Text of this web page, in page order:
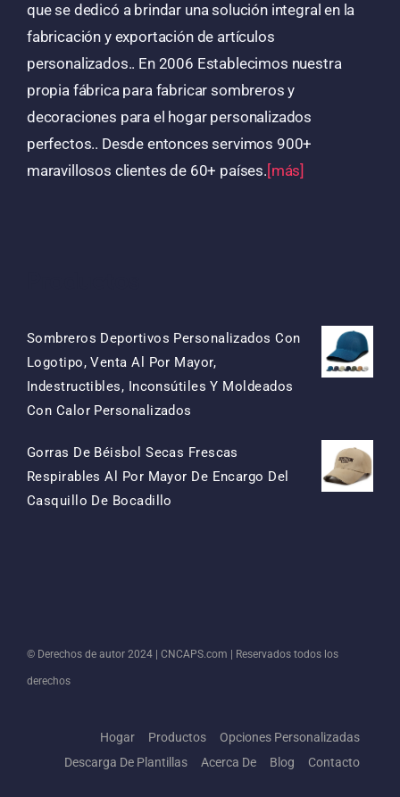
que se dedicó a brindar una solución integral en la
fabricación y exportación de artículos
personalizados.. En 2006 Establecimos nuestra
propia fábrica para fabricar sombreros y
decoraciones para el hogar personalizados
perfectos.. Desde entonces servimos 900+
maravillosos clientes de 60+ países. [más]
Sombreros Deportivos Personalizados Con
Logotipo, Venta Al Por Mayor,
Indestructibles, Inconsútiles Y Moldeados
Con Calor Personalizados
Original
Era:
Actual
Es:
Gorras De Béisbol Secas Frescas
Respirables Al Por Mayor De Encargo Del
Casquillo De Bocadillo
© Derechos de autor 2024 | CNCAPS.com | Reservados todos los
derechos
Hogar Productos
Opciones Personalizadas
Descarga De Plantillas
Acerca De Blog Contacto